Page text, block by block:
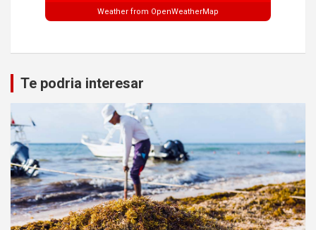
Weather from OpenWeatherMap
Te podria interesar